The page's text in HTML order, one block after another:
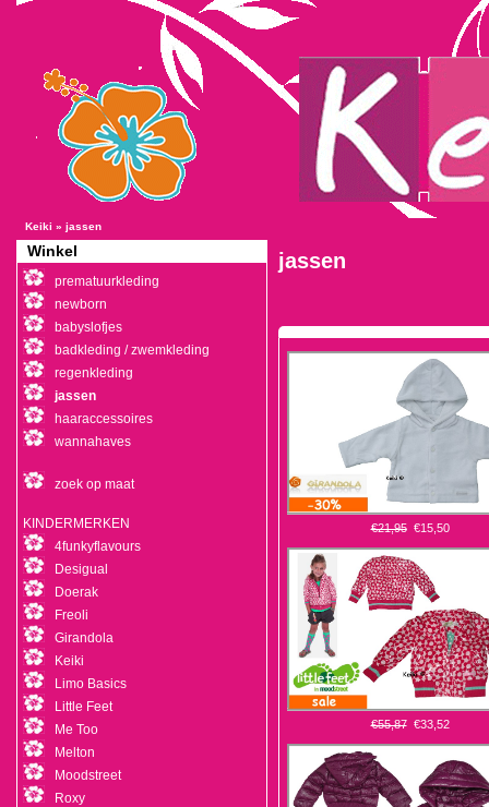
Keiki » jassen
jassen
€21,95 €15,50
€55,87 €33,52
Winkel
prematuurkleding
newborn
babyslofjes
badkleding / zwemkleding
regenkleding
jassen
haaraccessoires
wannahaves
zoek op maat
KINDERMERKEN
4funkyflavours
Desigual
Doerak
Freoli
Girandola
Keiki
Limo Basics
Little Feet
Me Too
Melton
Moodstreet
Roxy